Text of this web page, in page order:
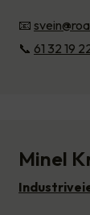
📧
📞 61 32 19
Minel